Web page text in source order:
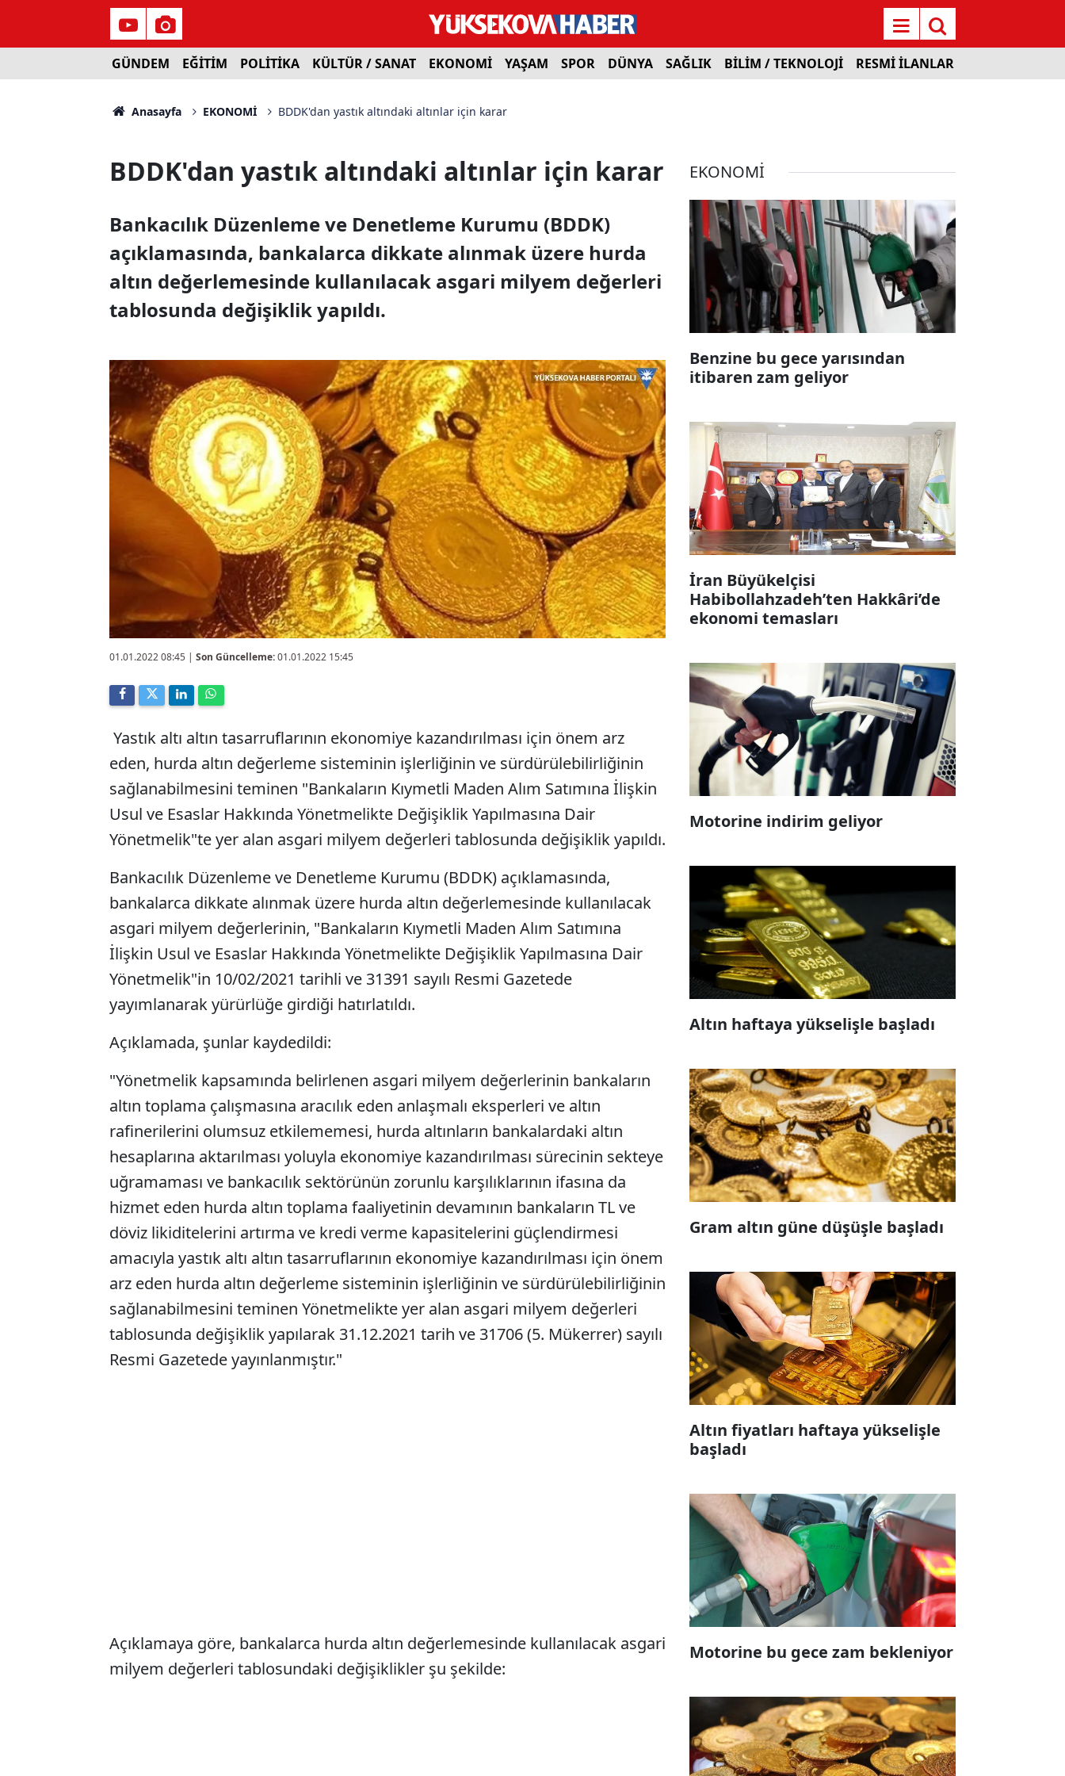
GÜNDEM EĞİTİM POLİTİKA KÜLTÜR / SANAT EKONOMİ YAŞAM SPOR DÜNYA SAĞLIK BİLİM / TEKNOLOJİ RESMİ İLANLAR
Anasayfa EKONOMİ BDDK'dan yastık altındaki altınlar için karar
BDDK'dan yastık altındaki altınlar için karar
Bankacılık Düzenleme ve Denetleme Kurumu (BDDK)
açıklamasında, bankalarca dikkate alınmak üzere hurda
altın değerlemesinde kullanılacak asgari milyem değerleri
tablosunda değişiklik yapıldı.
01.01.2022 08:45 | Son Güncelleme:01.01.2022 15:45
Yastık altı altın tasarruflarının ekonomiye kazandırılması için önem arz
eden, hurda altın değerleme sisteminin işlerliğinin ve sürdürülebilirliğinin
sağlanabilmesini teminen "Bankaların Kıymetli Maden Alım Satımına İlişkin
Usul ve Esaslar Hakkında Yönetmelikte Değişiklik Yapılmasına Dair
Yönetmelik"te yer alan asgari milyem değerleri tablosunda değişiklik yapıldı.
Bankacılık Düzenleme ve Denetleme Kurumu (BDDK) açıklamasında,
bankalarca dikkate alınmak üzere hurda altın değerlemesinde kullanılacak
asgari milyem değerlerinin, "Bankaların Kıymetli Maden Alım Satımına
İlişkin Usul ve Esaslar Hakkında Yönetmelikte Değişiklik Yapılmasına Dair
Yönetmelik"in 10/02/2021 tarihli ve 31391 sayılı Resmi Gazetede
yayımlanarak yürürlüğe girdiği hatırlatıldı.
Açıklamada, şunlar kaydedildi:
"Yönetmelik kapsamında belirlenen asgari milyem değerlerinin bankaların
altın toplama çalışmasına aracılık eden anlaşmalı eksperleri ve altın
rafinerilerini olumsuz etkilememesi, hurda altınların bankalardaki altın
hesaplarına aktarılması yoluyla ekonomiye kazandırılması sürecinin sekteye
uğramaması ve bankacılık sektörünün zorunlu karşılıklarının ifasına da
hizmet eden hurda altın toplama faaliyetinin devamının bankaların TL ve
döviz likiditelerini artırma ve kredi verme kapasitelerini güçlendirmesi
amacıyla yastık altı altın tasarruflarının ekonomiye kazandırılması için önem
arz eden hurda altın değerleme sisteminin işlerliğinin ve sürdürülebilirliğinin
sağlanabilmesini teminen Yönetmelikte yer alan asgari milyem değerleri
tablosunda değişiklik yapılarak 31.12.2021 tarih ve 31706 (5. Mükerrer) sayılı
Resmi Gazetede yayınlanmıştır."
Açıklamaya göre, bankalarca hurda altın değerlemesinde kullanılacak asgari
milyem değerleri tablosundaki değişiklikler şu şekilde:
EKONOMİ
Benzine bu gece yarısından
itibaren zam geliyor
İran Büyükelçisi
Habibollahzadeh’ten Hakkâri’de
ekonomi temasları
Motorine indirim geliyor
Altın haftaya yükselişle başladı
Gram altın güne düşüşle başladı
Altın fiyatları haftaya yükselişle
başladı
Motorine bu gece zam bekleniyor